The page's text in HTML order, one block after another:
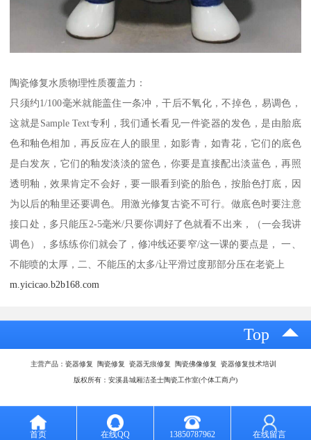
陶瓷修复水质物理性质覆盖力：
只须约1/100毫米就能盖住一条冲，干后不氧化，不掉色，易调色，
这就是Sample Text专利，我们通长看见一件瓷器的发色，是由胎底
色和釉色相加，再反应在人的眼里，如影青，如青花，它们的底色
是白发灰，它们的釉发淡淡的篮色，你要是直接配出淡蓝色，再照
透明釉，效果肯定不会好，要一眼看到瓷的胎色，按胎色打底，因
为以后的釉里还要调色。用激光修复古瓷不可行。做底色时要注意
接口处，多只能压2-5毫米/只要你调好了色就看不出来，（一会我讲
调色），多练练你们就会了，修冲线还要窄/这一课的要点是， 一、
不能喷的太厚，二、不能压的太多/让平滑过度那部分压在老瓷上
m.yicicao.b2b168.com
Top
主营产品：瓷器修复 陶瓷修复 瓷器无痕修复 陶瓷佛像修复 瓷器修复技术培训
版权所有：安溪县城厢洁圣士陶瓷工作室(个体工商户)
首页 在线QQ 13850787962 在线留言